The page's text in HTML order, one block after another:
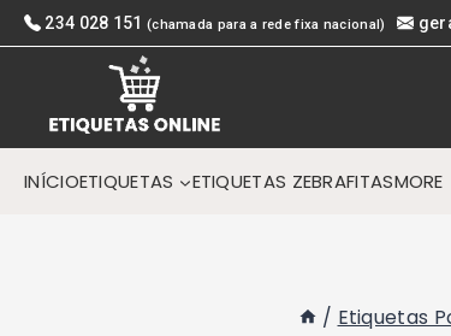
Skip
to
234 028 151 (chamada para a rede fixa nacional)
INÍCIOETIQUETAS ETIQUETAS ZEBRAFITASMORE
/ Etiquetas